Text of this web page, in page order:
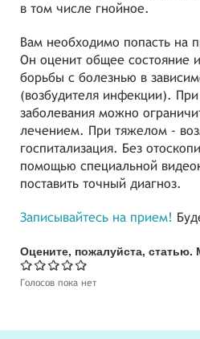
в том числе гнойное.
Вам необходимо попасть на
Он оценит общее состояние
борьбы с болезнью в
(возбудителя инфекции).
заболевания можно
лечением. При тяжелом -
госпитализация. Без
помощью специальной
поставить точный диагноз.
Записывайтесь на прием!
Оцените, пожалуйста,
Голосов пока нет